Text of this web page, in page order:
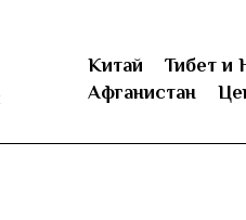
Китай Тибет и
Афганистан